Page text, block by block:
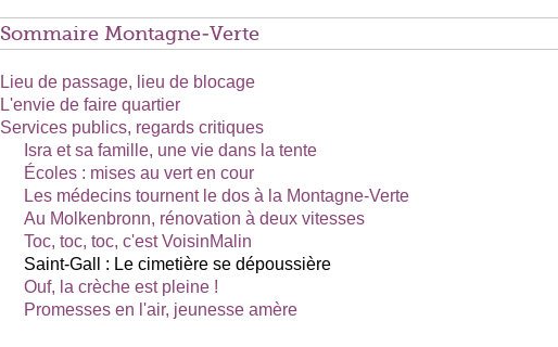
Sommaire Montagne-Verte
Lieu de passage, lieu de blocage
L'envie de faire quartier
Services publics, regards critiques
Isra et sa famille, une vie dans la tente
Écoles : mises au vert en cour
Les médecins tournent le dos à la Montagne-Verte
Au Molkenbronn, rénovation à deux vitesses
Toc, toc, toc, c'est VoisinMalin
Saint-Gall : Le cimetière se dépoussière
Ouf, la crèche est pleine !
Promesses en l'air, jeunesse amère